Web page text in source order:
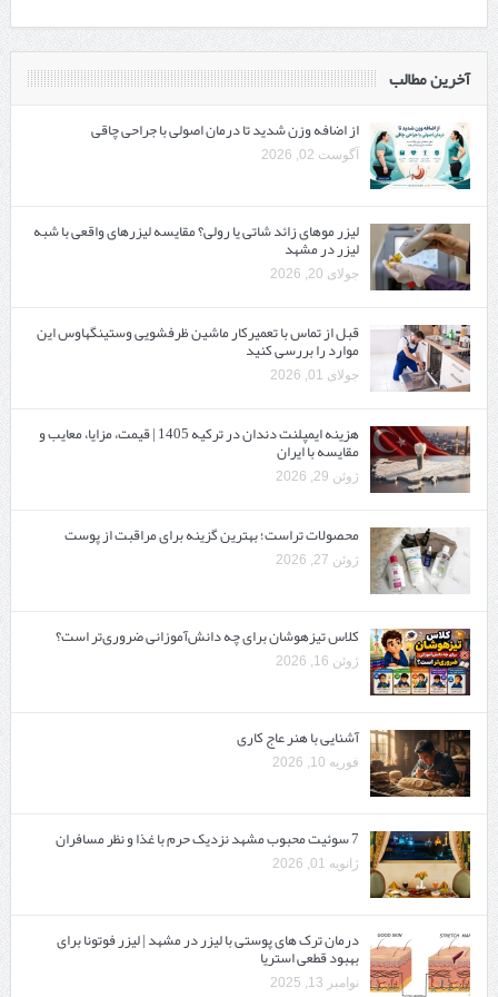
آخرین مطالب
از اضافه وزن شدید تا درمان اصولی با جراحی چاقی
آگوست 02, 2026
لیزر موهای زائد شاتی یا رولی؟ مقایسه لیزرهای واقعی با شبه‌
لیزر در مشهد
جولای 20, 2026
قبل از تماس با تعمیرکار ماشین ظرفشویی وستینگهاوس این
موارد را بررسی کنید
جولای 01, 2026
هزینه ایمپلنت دندان در ترکیه 1405 | قیمت، مزایا، معایب و
مقایسه با ایران
ژوئن 29, 2026
محصولات تراست؛ بهترین گزینه برای مراقبت از پوست
ژوئن 27, 2026
کلاس تیزهوشان برای چه دانش‌آموزانی ضروری‌تر است؟
ژوئن 16, 2026
آشنایی با هنر عاج کاری
فوریه 10, 2026
7 سوئیت محبوب مشهد نزدیک حرم با غذا و نظر مسافران
ژانویه 01, 2026
درمان ترک های پوستی با لیزر در مشهد | لیزر فوتونا برای
بهبود قطعی استریا
نوامبر 13, 2025